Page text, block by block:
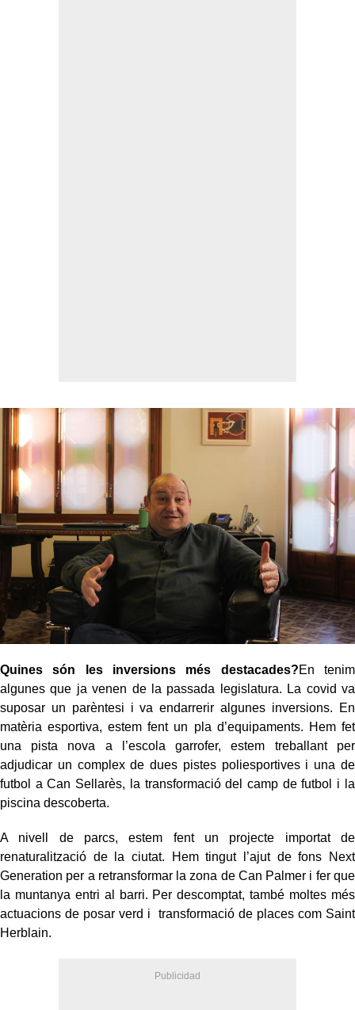
Quines són les inversions més destacades?En tenim
algunes que ja venen de la passada legislatura. La covid va
suposar un parèntesi i va endarrerir algunes inversions. En
matèria esportiva, estem fent un pla d’equipaments. Hem fet
una pista nova a l’escola garrofer, estem treballant per
adjudicar un complex de dues pistes poliesportives i una de
futbol a Can Sellarès, la transformació del camp de futbol i la
piscina descoberta.
A nivell de parcs, estem fent un projecte importat de
renaturalització de la ciutat. Hem tingut l’ajut de fons Next
Generation per a retransformar la zona de Can Palmer i fer que
la muntanya entri al barri. Per descomptat, també moltes més
actuacions de posar verd i transformació de places com Saint
Herblain.